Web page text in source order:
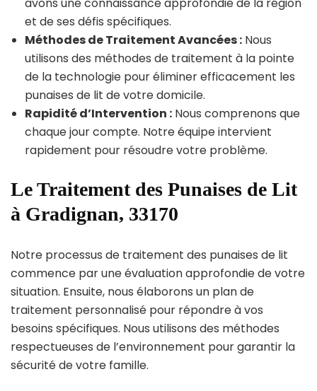
et de ses défis spécifiques.
Méthodes de Traitement Avancées : Nous
utilisons des méthodes de traitement à la pointe
de la technologie pour éliminer efficacement les
punaises de lit de votre domicile.
Rapidité d’Intervention : Nous comprenons que
chaque jour compte. Notre équipe intervient
rapidement pour résoudre votre problème.
Le Traitement des Punaises de Lit
à Gradignan, 33170
Notre processus de traitement des punaises de lit
commence par une évaluation approfondie de votre
situation. Ensuite, nous élaborons un plan de
traitement personnalisé pour répondre à vos
besoins spécifiques. Nous utilisons des méthodes
respectueuses de l’environnement pour garantir la
sécurité de votre famille.